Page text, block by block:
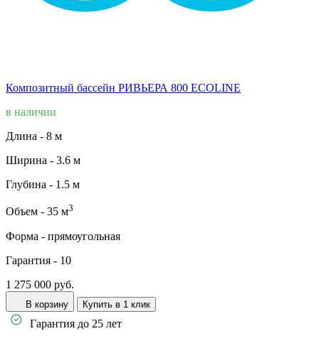
Композитный бассейн РИВЬЕРА 800 ECOLINE
в наличии
Длина - 8 м
Ширина - 3.6 м
Глубина - 1.5 м
Объем - 35 м3
Форма - прямоугольная
Гарантия - 10
1 275 000 руб.
В корзину Купить в 1 клик
Гарантия до 25 лет